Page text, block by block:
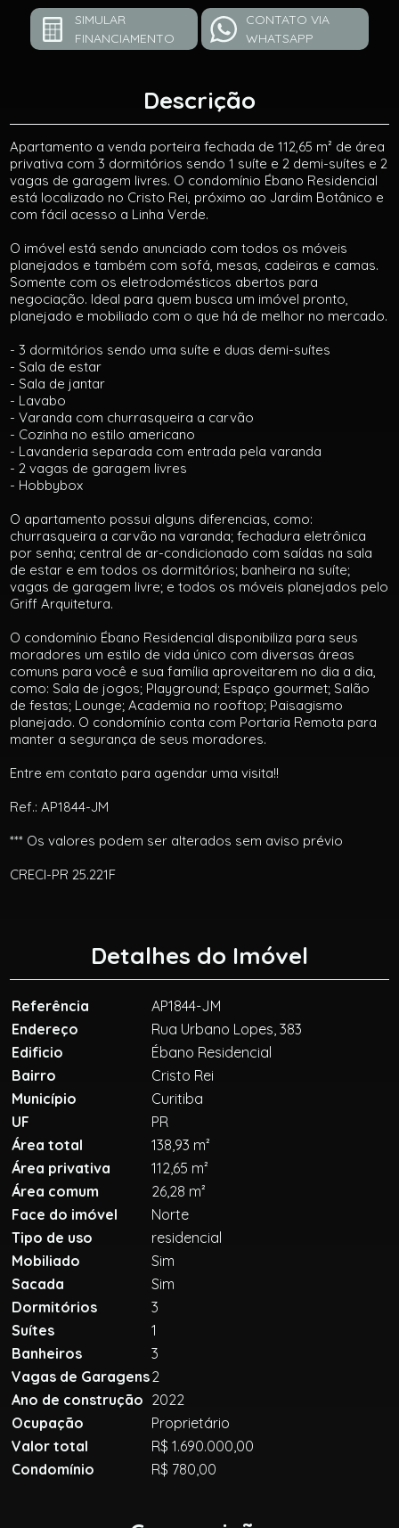
SIMULAR
FINANCIAMENTO
CONTATO VIA
WHATSAPP
Descrição
Apartamento a venda porteira fechada de 112,65 m² de área
privativa com 3 dormitórios sendo 1 suíte e 2 demi-suítes e 2
vagas de garagem livres. O condomínio Ébano Residencial
está localizado no Cristo Rei, próximo ao Jardim Botânico e
com fácil acesso a Linha Verde.
O imóvel está sendo anunciado com todos os móveis
planejados e também com sofá, mesas, cadeiras e camas.
Somente com os eletrodomésticos abertos para
negociação. Ideal para quem busca um imóvel pronto,
planejado e mobiliado com o que há de melhor no mercado.
- 3 dormitórios sendo uma suíte e duas demi-suítes
- Sala de estar
- Sala de jantar
- Lavabo
- Varanda com churrasqueira a carvão
- Cozinha no estilo americano
- Lavanderia separada com entrada pela varanda
- 2 vagas de garagem livres
- Hobbybox
O apartamento possui alguns diferencias, como:
churrasqueira a carvão na varanda; fechadura eletrônica
por senha; central de ar-condicionado com saídas na sala
de estar e em todos os dormitórios; banheira na suíte;
vagas de garagem livre; e todos os móveis planejados pelo
Griff Arquitetura.
O condomínio Ébano Residencial disponibiliza para seus
moradores um estilo de vida único com diversas áreas
comuns para você e sua família aproveitarem no dia a dia,
como: Sala de jogos; Playground; Espaço gourmet; Salão
de festas; Lounge; Academia no rooftop; Paisagismo
planejado. O condomínio conta com Portaria Remota para
manter a segurança de seus moradores.
Entre em contato para agendar uma visita!!
Ref.: AP1844-JM
*** Os valores podem ser alterados sem aviso prévio
CRECI-PR 25.221F
Detalhes do Imóvel
Referência
AP1844-JM
Endereço
Rua Urbano Lopes, 383
Edificio
Ébano Residencial
Bairro
Cristo Rei
Município
Curitiba
UF
PR
Área total
138,93 m²
Área privativa
112,65 m²
Área comum
26,28 m²
Face do imóvel
Norte
Tipo de uso
residencial
Mobiliado
Sim
Sacada
Sim
Dormitórios
3
Suítes
1
Banheiros
3
Vagas de Garagens2
Ano de construção 2022
Ocupação
Proprietário
Valor total
R$ 1.690.000,00
Condomínio
R$ 780,00